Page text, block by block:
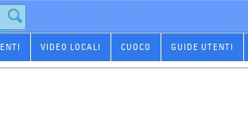
VIDEO LOCALI CUOCO GUIDE UTENTI